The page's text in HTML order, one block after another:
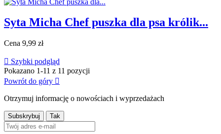
Syta Micha Chef puszka dla psa królik...
Cena 9,99 zł
 Szybki podgląd
Pokazano 1-11 z 11 pozycji
Powrót do góry 
Otrzymuj informację o nowościach i wyprzedażach